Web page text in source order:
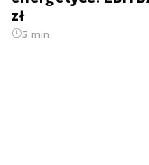
zł
5 min.